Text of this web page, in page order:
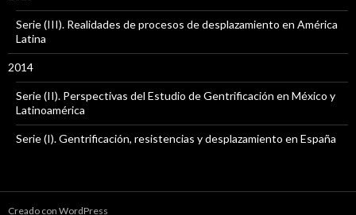
Serie (III). Realidades de procesos de desplazamiento en América
Latina
2014
Serie (II). Perspectivas del Estudio de Gentrificación en México y
Latinoamérica
Serie (I). Gentrificación, resistencias y desplazamiento en España
Creado con WordPress